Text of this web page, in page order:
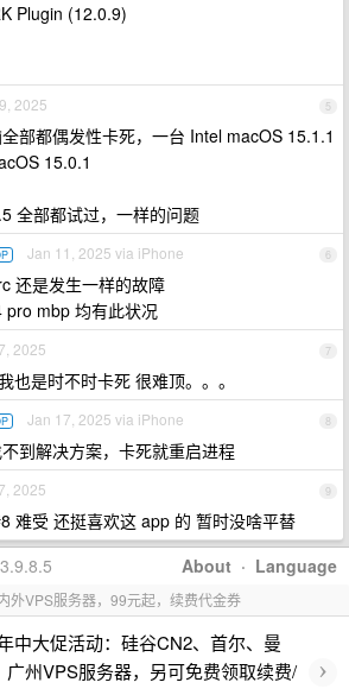
Plugin (12.0.9)
5
2025
部都偶发性卡死，一台 Intel macOS 15.1.1
15.0.1
全部都试过，一样的问题
6
Jan 11, 2025 via iPhone
还是发生一样的故障
mbp 均有此状况
7
2025
也是时不时卡死 很难顶。。。
8
Jan 17, 2025 via iPhone
到解决方案，卡死就重启进程
9
2025
难受 还挺喜欢这 app 的 暂时没啥平替
About · Language
外VPS服务器，99元起，续费代金券
中大促活动：硅谷CN2、首尔、曼
州VPS服务器，另可免费领取续费/
›